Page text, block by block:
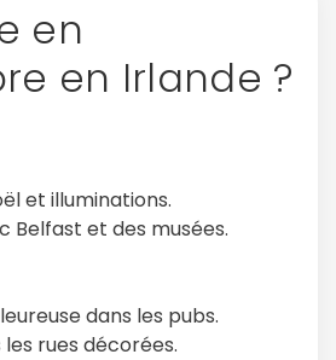
en
en Irlande ?
et illuminations.
Belfast et des musées.
dans les pubs.
rues décorées.